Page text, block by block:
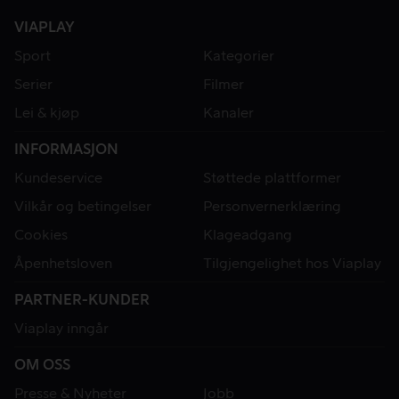
VIAPLAY
Sport
Kategorier
Serier
Filmer
Lei & kjøp
Kanaler
INFORMASJON
Kundeservice
Støttede plattformer
Vilkår og betingelser
Personvernerklæring
Cookies
Klageadgang
Åpenhetsloven
Tilgjengelighet hos Viaplay
PARTNER-KUNDER
Viaplay inngår
OM OSS
Presse & Nyheter
Jobb